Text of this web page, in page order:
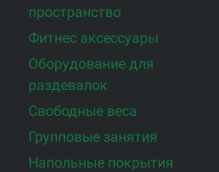
пространство
Фитнес аксессуары
Оборудование для
раздевалок
Свободные веса
Групповые занятия
Напольные покрытия